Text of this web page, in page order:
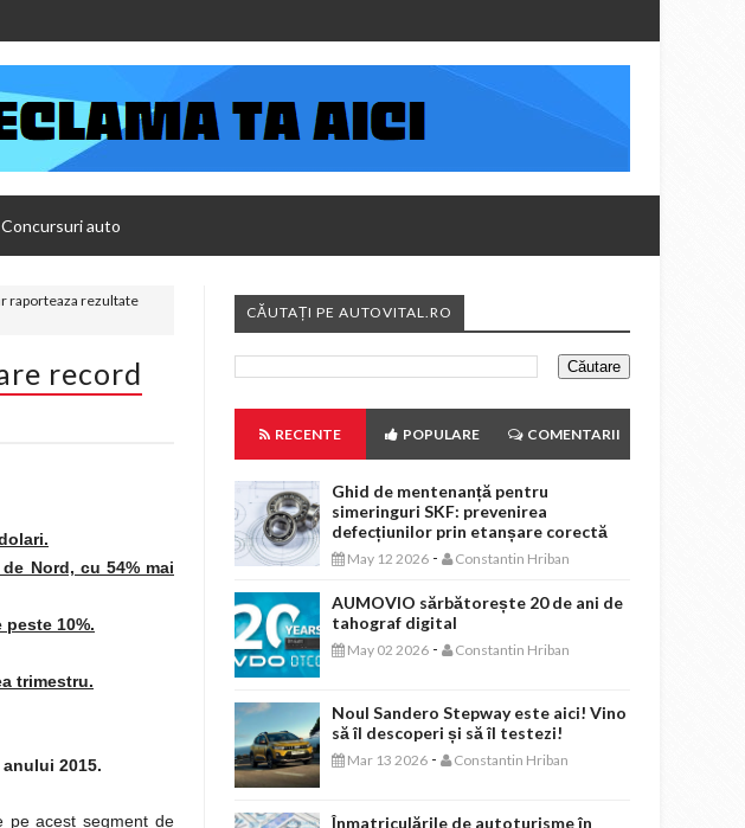
Concursuri auto
raporteaza rezultate
record
Nord, cu 54% mai
10%.
trimestru.
2015.
pe acest segment de
CĂUTAȚI PE AUTOVITAL.RO
RECENTE POPULARE COMENTARII
Ghid de mentenanță pentru
simeringuri SKF: prevenirea
defecțiunilor prin etanșare corectă
May 12 2026 - Constantin Hriban
AUMOVIO sărbătorește 20 de ani de
tahograf digital
May 02 2026 - Constantin Hriban
Noul Sandero Stepway este aici! Vino
să îl descoperi și să îl testezi!
Mar 13 2026 - Constantin Hriban
Înmatriculările de autoturisme în